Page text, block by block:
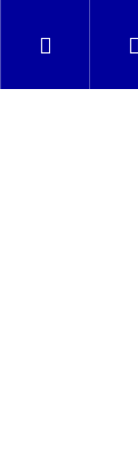
Keresés